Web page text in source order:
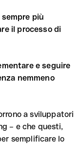
più
il processo di
e seguire
nemmeno
a sviluppatori
– e che questi,
semplificare lo